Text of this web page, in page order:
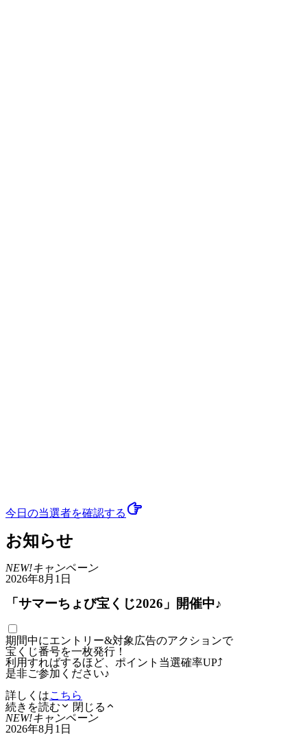
今日の当選者を確認する
お知らせ
NEW!キャンペーン
2026年8月1日
「サマーちょび宝くじ2026」開催中♪
期間中にエントリー&対象広告のアクションで
宝くじ番号を一枚発行！
利用すればするほど、ポイント当選確率UP⤴
是非ご参加ください♪
詳しくはこちら
続きを読む
閉じる
NEW!キャンペーン
2026年8月1日